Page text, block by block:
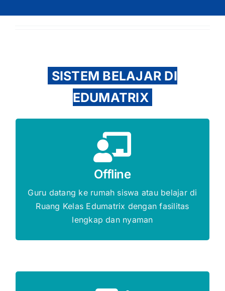
SISTEM BELAJAR DI
EDUMATRIX
Offline
Guru datang ke rumah siswa atau belajar di
Ruang Kelas Edumatrix dengan fasilitas
lengkap dan nyaman
Gratis Biaya Pendaftaran
DAFTAR SEKARANG